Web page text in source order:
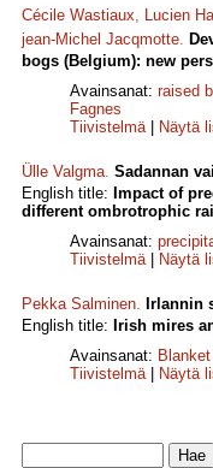
Cécile Wastiaux, Lucien
jean-Michel Jacqmotte.
bogs (Belgium): new
Avainsanat: raised
Fagnes
Tiivistelmä| Näytä
Ülle Valgma. Sadannan
English title: Impact of
different ombrotrophic
Avainsanat:
Tiivistelmä| Näytä
Pekka Salminen. Irlannin
English title: Irish mires
Avainsanat:
Tiivistelmä| Näytä